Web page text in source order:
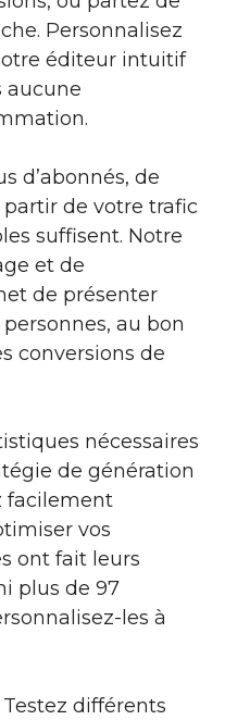
Personnalisez
éditeur intuitif
aucune
d’abonnés, de
de votre trafic
suffisent. Notre
et de
de présenter
au bon
conversions de
nécessaires
de génération
facilement
vos
ont fait leurs
plus de 97
les à
différents